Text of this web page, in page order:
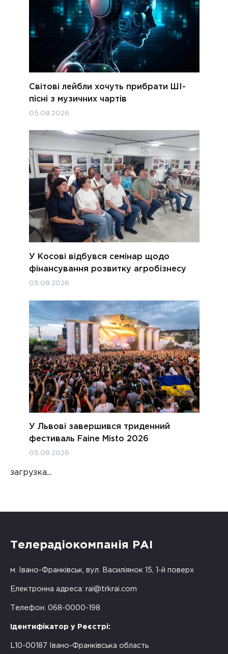
Світові лейбли хочуть прибрати ШІ-
пісні з музичних чартів
05.08.2026
У Косові відбувся семінар щодо
фінансування розвитку агробізнесу
05.08.2026
У Львові завершився триденний
фестиваль Faine Misto 2026
05.08.2026
загрузка...
Телерадіокомпанія РАІ
м. Івано-Франківськ, вул. Василіянок 15, 1-й поверх
Електронна адреса: rai@trkrai.com
Телефон: 068-0000-198
Ідентифікатор у Реєстрі:
L10-00187 Івано-Франківська область